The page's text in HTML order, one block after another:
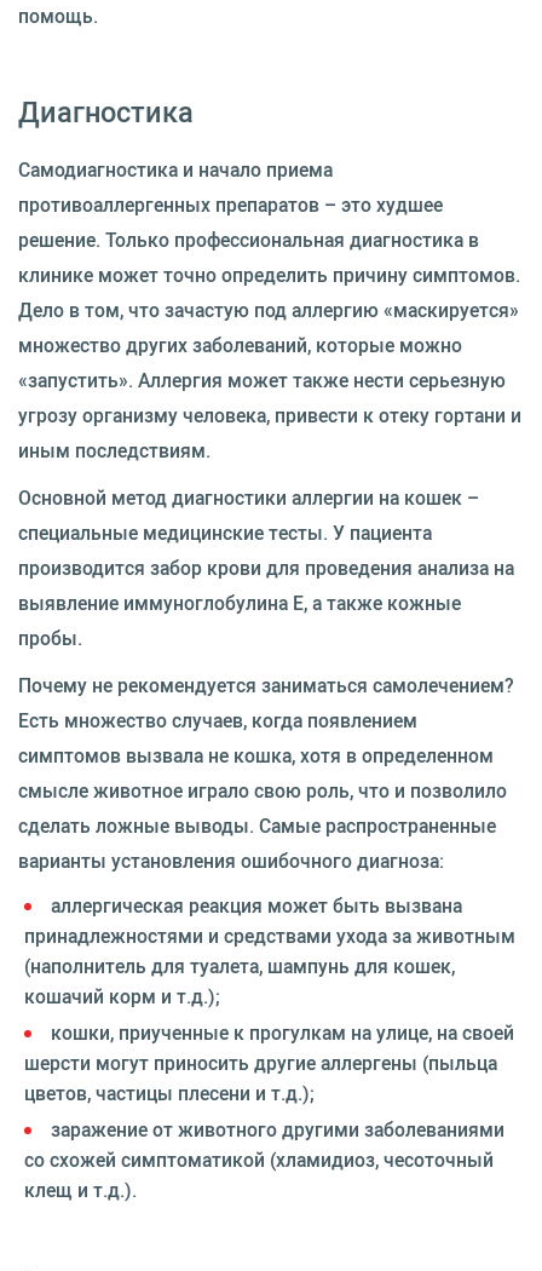
помощь.
Диагностика
Самодиагностика и начало приема
противоаллергенных препаратов – это худшее
решение. Только профессиональная диагностика в
клинике может точно определить причину симптомов.
Дело в том, что зачастую под аллергию «маскируется»
множество других заболеваний, которые можно
«запустить». Аллергия может также нести серьезную
угрозу организму человека, привести к отеку гортани и
иным последствиям.
Основной метод диагностики аллергии на кошек –
специальные медицинские тесты. У пациента
производится забор крови для проведения анализа на
выявление иммуноглобулина Е, а также кожные
пробы.
Почему не рекомендуется заниматься самолечением?
Есть множество случаев, когда появлением
симптомов вызвала не кошка, хотя в определенном
смысле животное играло свою роль, что и позволило
сделать ложные выводы. Самые распространенные
варианты установления ошибочного диагноза:
аллергическая реакция может быть вызвана
принадлежностями и средствами ухода за животным
(наполнитель для туалета, шампунь для кошек,
кошачий корм и т.д.);
кошки, приученные к прогулкам на улице, на своей
шерсти могут приносить другие аллергены (пыльца
цветов, частицы плесени и т.д.);
заражение от животного другими заболеваниями
со схожей симптоматикой (хламидиоз, чесоточный
клещ и т.д.).